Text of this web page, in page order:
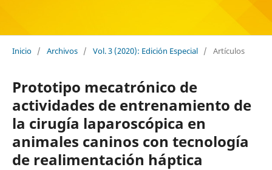
Inicio / Archivos / Vol. 3 (2020): Edición Especial / Artículos
Prototipo mecatrónico de
actividades de entrenamiento de
la cirugía laparoscópica en
animales caninos con tecnología
de realimentación háptica